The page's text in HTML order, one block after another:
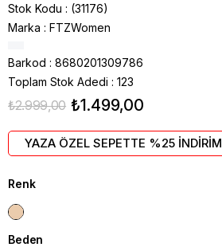
Stok Kodu
(31176)
Marka : FTZWomen
Barkod : 8680201309786
Toplam Stok Adedi : 123
₺2.999,00 ₺1.499,00
YAZA ÖZEL SEPETTE %25 İNDİRİM
Renk
Beden